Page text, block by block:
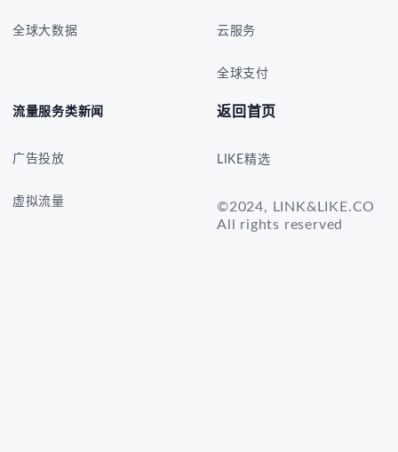
全球大数据 云服务
全球支付
流量服务类新闻
广告投放
虚拟流量
返回首页
LIKE精选
©2024, LINK&LIKE.CO
All rights reserved